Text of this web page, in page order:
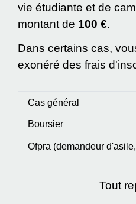
vie étudiante et de
montant de 100 €.
Dans certains cas,
exonéré des frais
Cas général
Boursier
Ofpra (demandeur
Tout